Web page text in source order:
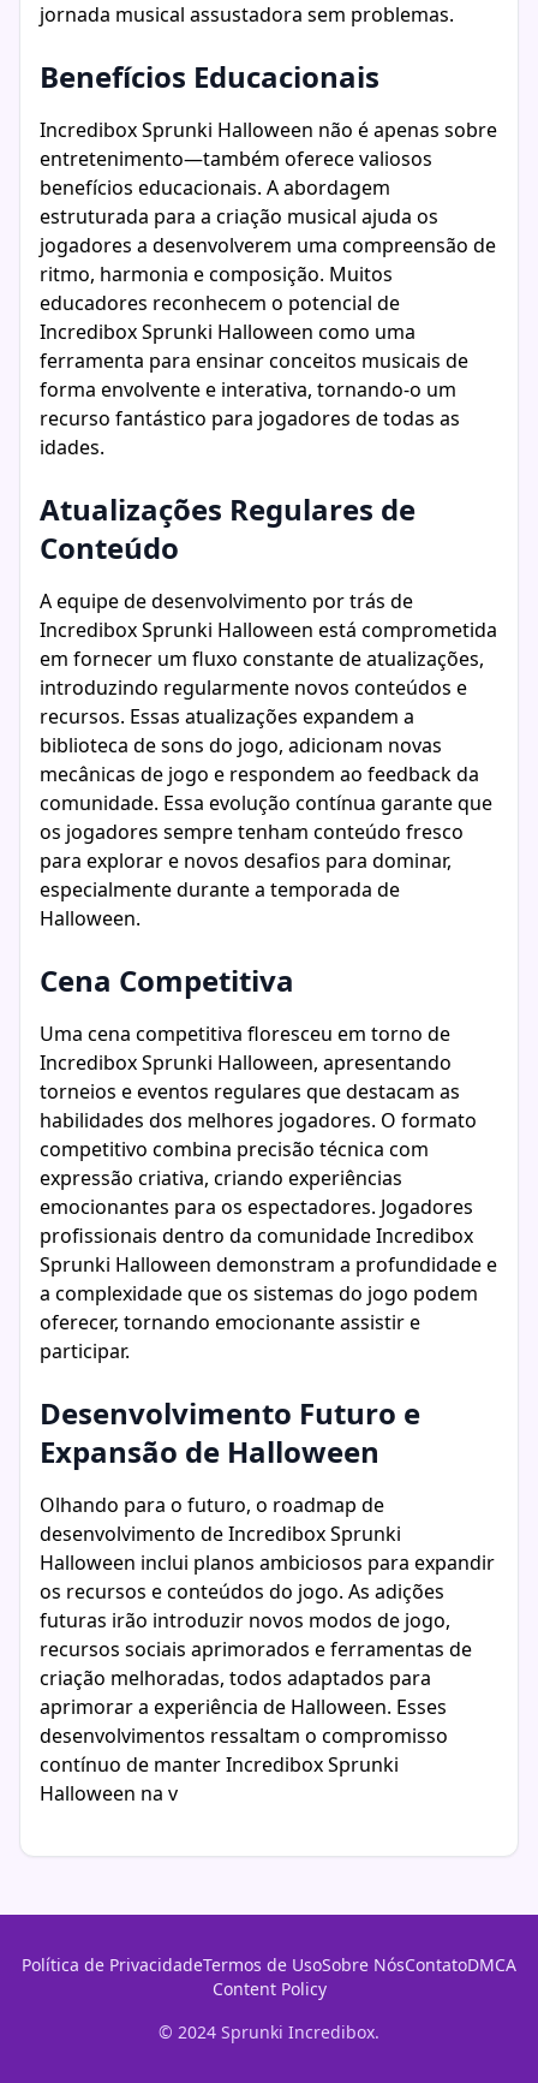
jornada musical assustadora sem problemas.
Benefícios Educacionais
Incredibox Sprunki Halloween não é apenas sobre
entretenimento—também oferece valiosos
benefícios educacionais. A abordagem
estruturada para a criação musical ajuda os
jogadores a desenvolverem uma compreensão de
ritmo, harmonia e composição. Muitos
educadores reconhecem o potencial de
Incredibox Sprunki Halloween como uma
ferramenta para ensinar conceitos musicais de
forma envolvente e interativa, tornando-o um
recurso fantástico para jogadores de todas as
idades.
Atualizações Regulares de
Conteúdo
A equipe de desenvolvimento por trás de
Incredibox Sprunki Halloween está comprometida
em fornecer um fluxo constante de atualizações,
introduzindo regularmente novos conteúdos e
recursos. Essas atualizações expandem a
biblioteca de sons do jogo, adicionam novas
mecânicas de jogo e respondem ao feedback da
comunidade. Essa evolução contínua garante que
os jogadores sempre tenham conteúdo fresco
para explorar e novos desafios para dominar,
especialmente durante a temporada de
Halloween.
Cena Competitiva
Uma cena competitiva floresceu em torno de
Incredibox Sprunki Halloween, apresentando
torneios e eventos regulares que destacam as
habilidades dos melhores jogadores. O formato
competitivo combina precisão técnica com
expressão criativa, criando experiências
emocionantes para os espectadores. Jogadores
profissionais dentro da comunidade Incredibox
Sprunki Halloween demonstram a profundidade e
a complexidade que os sistemas do jogo podem
oferecer, tornando emocionante assistir e
participar.
Desenvolvimento Futuro e
Expansão de Halloween
Olhando para o futuro, o roadmap de
desenvolvimento de Incredibox Sprunki
Halloween inclui planos ambiciosos para expandir
os recursos e conteúdos do jogo. As adições
futuras irão introduzir novos modos de jogo,
recursos sociais aprimorados e ferramentas de
criação melhoradas, todos adaptados para
aprimorar a experiência de Halloween. Esses
desenvolvimentos ressaltam o compromisso
contínuo de manter Incredibox Sprunki
Halloween na v
Política de PrivacidadeTermos de UsoSobre NósContatoDMCA
Content Policy
© 2024 Sprunki Incredibox.